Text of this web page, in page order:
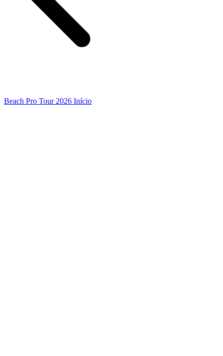
Beach Pro Tour 2026 Início